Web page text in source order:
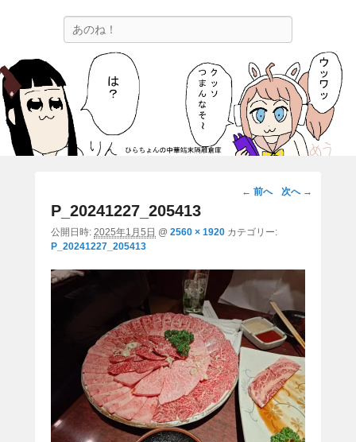
ひらちょんの中華端末隔離倉庫
ほたがページ上部にある検索バーを消してくれたサイトです。
画
ョ
ン
← 前へ 次へ →
P_20241227_205413
公開日時: 2025年1月5日 @ 2560 × 1920 カテゴリー:
P_20241227_205413